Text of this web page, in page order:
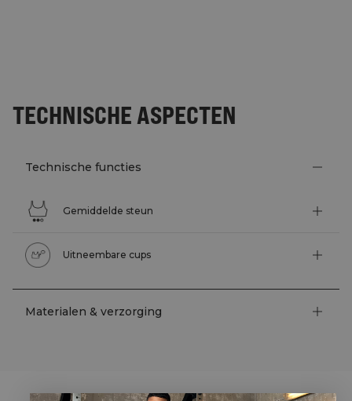
TECHNISCHE ASPECTEN
Technische functies
Gemiddelde steun
Uitneembare cups
Materialen & verzorging